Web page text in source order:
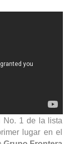
No. 1 de la lista
lugar en el